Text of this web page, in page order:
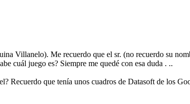
Villanelo). Me recuerdo que el sr. (no recuerdo su
cuál juego es? Siempre me quedé con esa duda . ..
Recuerdo que tenía unos cuadros de Datasoft de los